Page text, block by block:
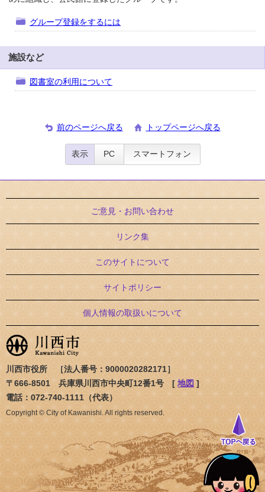
グループ登録をするには
施設など
図書室の利用について
前のページへ戻る トップページへ戻る
表示 PC スマートフォン
ご意見・お問い合わせ
リンク集
このサイトについて
サイトポリシー
個人情報の取扱いについて
川西市役所 ［法人番号：9000020282171］
〒666-8501 兵庫県川西市中央町12番1号 [ 地図 ]
電話：072-740-1111（代表）
Copyright © City of Kawanishi. All rights reserved.